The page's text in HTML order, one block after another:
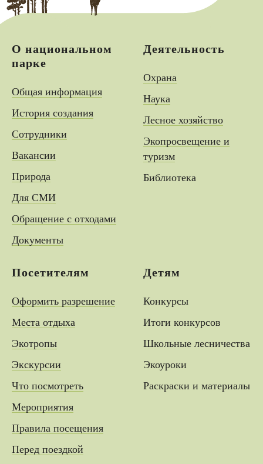
О национальном
парке
Общая информация
История создания
Сотрудники
Вакансии
Природа
Для СМИ
Обращение с отходами
Документы
Деятельность
Охрана
Наука
Лесное хозяйство
Экопросвещение и
туризм
Библиотека
Посетителям
Оформить разрешение
Места отдыха
Экотропы
Экскурсии
Что посмотреть
Мероприятия
Правила посещения
Перед поездкой
Детям
Конкурсы
Итоги конкурсов
Школьные лесничества
Экоуроки
Раскраски и материалы